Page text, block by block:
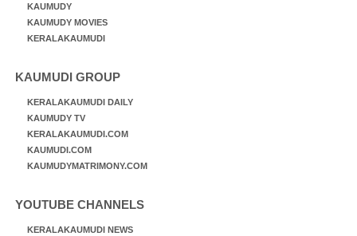
KAUMUDY
KAUMUDY MOVIES
KERALAKAUMUDI
KAUMUDI GROUP
KERALAKAUMUDI DAILY
KAUMUDY TV
KERALAKAUMUDI.COM
KAUMUDI.COM
KAUMUDYMATRIMONY.COM
YOUTUBE CHANNELS
KERALAKAUMUDI NEWS